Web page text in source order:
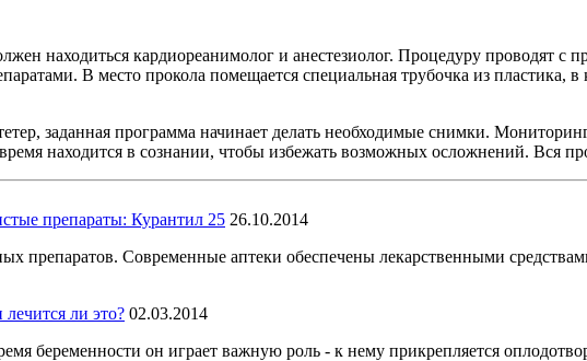
находиться кардиореанимолог и анестезиолог. Процедуру проводят с
В место прокола помещается специальная трубочка из пластика,
заданная программа начинает делать необходимые снимки.
находится в сознании, чтобы избежать возможных осложнений. Вся
препараты: Курантил 25 26.10.2014
препаратов. Современные аптеки обеспечены лекарственными
ли это? 02.03.2014
беременности он играет важную роль - к нему прикрепляется